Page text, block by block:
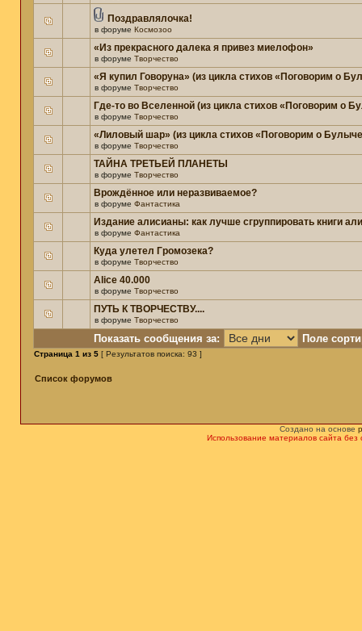
Поздравлялочка!
в форуме Космозоо
«Из прекрасного далека я привез миелофон»
в форуме Творчество
«Я купил Говоруна» (из цикла стихов «Поговорим о
в форуме Творчество
Где-то во Вселенной (из цикла стихов «Поговорим о
в форуме Творчество
«Лиловый шар» (из цикла стихов «Поговорим о
в форуме Творчество
ТАЙНА ТРЕТЬЕЙ ПЛАНЕТЫ
в форуме Творчество
Врождённое или неразвиваемое?
в форуме Фантастика
Издание алисианы: как лучше сгруппировать книги
в форуме Фантастика
Куда улетел Громозека?
в форуме Творчество
Alice 40.000
в форуме Творчество
ПУТЬ К ТВОРЧЕСТВУ....
в форуме Творчество
Показать сообщения за: Поле
Страница 1 из 5 [ Результатов поиска: 93 ]
Список форумов
Создано на основе
Использование материалов сайта